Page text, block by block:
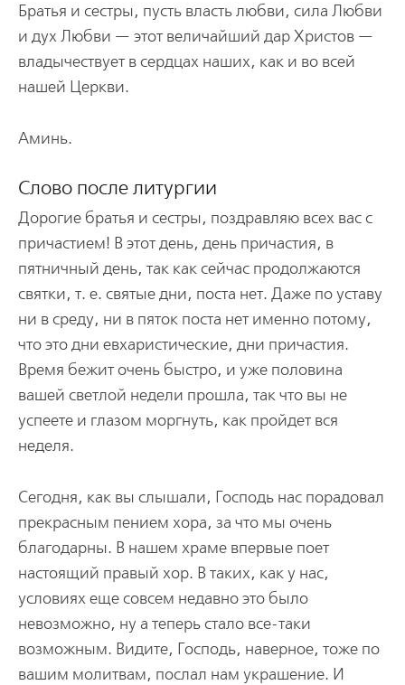
Братья и сестры, пусть власть любви, сила Любви
и дух Любви — этот величайший дар Христов —
владычествует в сердцах наших, как и во всей
нашей Церкви.
Аминь.
Слово после литургии
Дорогие братья и сестры, поздравляю всех вас с
причастием! В этот день, день причастия, в
пятничный день, так как сейчас продолжаются
святки, т. е. святые дни, поста нет. Даже по уставу
ни в среду, ни в пяток поста нет именно потому,
что это дни евхаристические, дни причастия.
Время бежит очень быстро, и уже половина
вашей светлой недели прошла, так что вы не
успеете и глазом моргнуть, как пройдет вся
неделя.
Сегодня, как вы слышали, Господь нас порадовал
прекрасным пением хора, за что мы очень
благодарны. В нашем храме впервые поет
настоящий правый хор. В таких, как у нас,
условиях еще совсем недавно это было
невозможно, ну а теперь стало все-таки
возможным. Видите, Господь, наверное, тоже по
вашим молитвам, послал нам украшение. И